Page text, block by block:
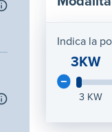
Indica la
3KW
3 KW